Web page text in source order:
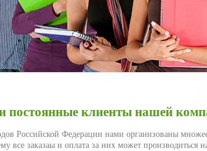
постоянные клиенты нашей
Российской Федерации нами организованы
все заказаы и оплата за них может производиться